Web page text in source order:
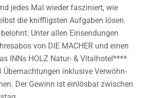
jedes Mal wieder fasziniert, wie
die kniffligsten Aufgaben lösen.
Unter allen Einsendungen
von DIE MACHER und einen
INNs HOLZ Natur- & Vitalhotel****
inklusive Verwöhn-
Der Gewinn ist einlösbar zwischen